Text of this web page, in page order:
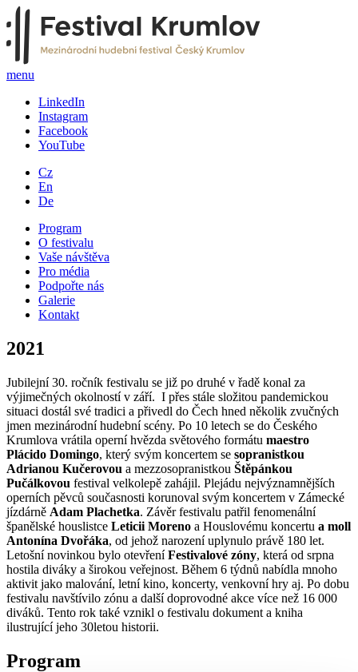
menu
LinkedIn
Instagram
Facebook
YouTube
Cz
En
De
Program
O festivalu
Vaše návštěva
Pro média
Podpořte nás
Galerie
Kontakt
2021
Jubilejní 30. ročník festivalu se již po druhé v řadě konal za
výjimečných okolností v září. I přes stále složitou pandemickou
situaci dostál své tradici a přivedl do Čech hned několik zvučných
jmen mezinárodní hudební scény. Po 10 letech se do Českého
Krumlova vrátila operní hvězda světového formátu maestro
Plácido Domingo, který svým koncertem se sopranistkou
Adrianou Kučerovou a mezzosopranistkou Štěpánkou
Pučálkovou festival velkolepě zahájil. Plejádu nejvýznamnějších
operních pěvců současnosti korunoval svým koncertem v Zámecké
jízdárně Adam Plachetka. Závěr festivalu patřil fenomenální
španělské houslistce Leticii Moreno a Houslovému koncertu a moll
Antonína Dvořáka, od jehož narození uplynulo právě 180 let.
Letošní novinkou bylo otevřeníFestivalové zóny, která od srpna
hostila diváky a širokou veřejnost. Během 6 týdnů nabídla mnoho
aktivit jako malování, letní kino, koncerty, venkovní hry aj. Po dobu
festivalu navštívilo zónu a další doprovodné akce více než 16 000
diváků. Tento rok také vznikl o festivalu dokument a kniha
ilustrující jeho 30letou historii.
Program